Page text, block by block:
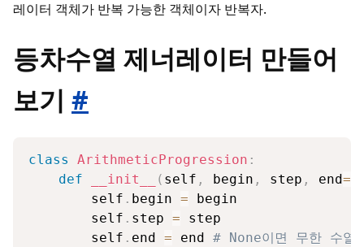
레이터 객체가 반복 가능한 객체이자 반복자.
등차수열 제너레이터 만들어
보기 #
class ArithmeticProgression :
def
__init__ ( self , begin , step , end=
        self
. begin = begin
        self
. step = step
        self
. end = end # None이면 무한 수열